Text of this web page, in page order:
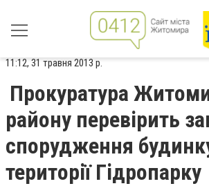
11:12, 31 травня 2013 р.
Прокуратура
району перевірить
спорудження
території Гідропарку